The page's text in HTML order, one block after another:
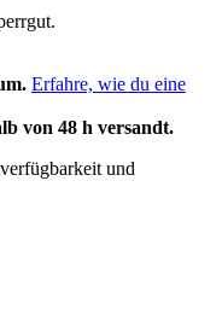
Erfahre, wie du eine
von 48 h versandt.
und